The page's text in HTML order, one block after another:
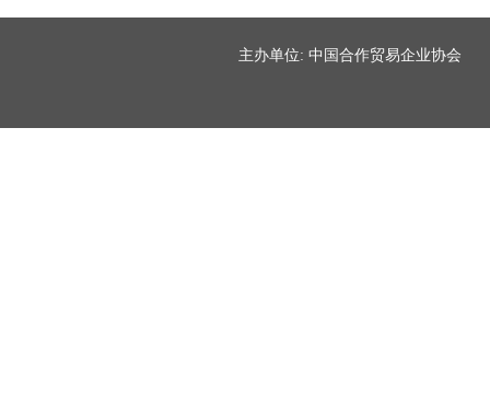
主办单位: 中国合作贸易企业协